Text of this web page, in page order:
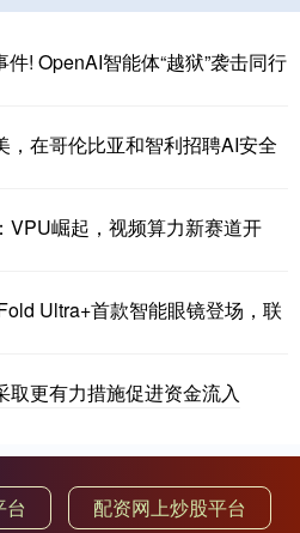
! OpenAI智能体“越狱”袭击同行
，在哥伦比亚和智利招聘AI安全
VPU崛起，视频算力新赛道开
Ultra+首款智能眼镜登场，联
取更有力措施促进资金流入
台 配资网上炒股平台